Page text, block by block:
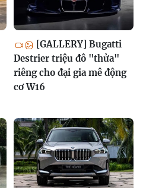
[GALLERY] Bugatti
Destrier triệu đô "thửa"
riêng cho đại gia mê động
cơ W16